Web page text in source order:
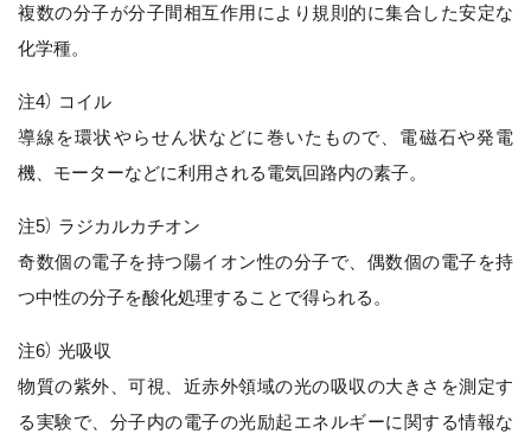
複数の分子が分子間相互作用により規則的に集合した安定な
化学種。
注4） コイル
導線を環状やらせん状などに巻いたもので、電磁石や発電
機、モーターなどに利用される電気回路内の素子。
注5） ラジカルカチオン
奇数個の電子を持つ陽イオン性の分子で、偶数個の電子を持
つ中性の分子を酸化処理することで得られる。
注6） 光吸収
物質の紫外、可視、近赤外領域の光の吸収の大きさを測定す
る実験で、分子内の電子の光励起エネルギーに関する情報な